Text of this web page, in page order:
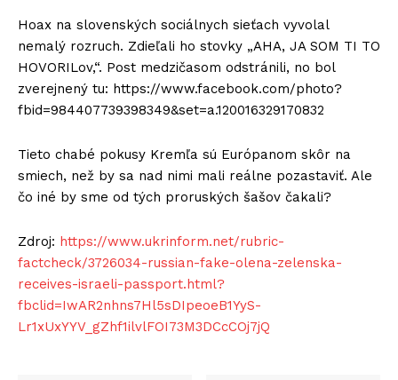
Hoax na slovenských sociálnych sieťach vyvolal
nemalý rozruch. Zdieľali ho stovky „AHA, JA SOM TI TO
HOVORILov,“. Post medzičasom odstránili, no bol
zverejnený tu: https://www.facebook.com/photo?
fbid=984407739398349&set=a.120016329170832
Tieto chabé pokusy Kremľa sú Európanom skôr na
smiech, než by sa nad nimi mali reálne pozastaviť. Ale
čo iné by sme od tých proruských šašov čakali?
Zdroj: https://www.ukrinform.net/rubric-
factcheck/3726034-russian-fake-olena-zelenska-
receives-israeli-passport.html?
fbclid=IwAR2nhns7Hl5sDIpeoeB1YyS-
Lr1xUxYYV_gZhf1ilvlFOI73M3DCcCOj7jQ